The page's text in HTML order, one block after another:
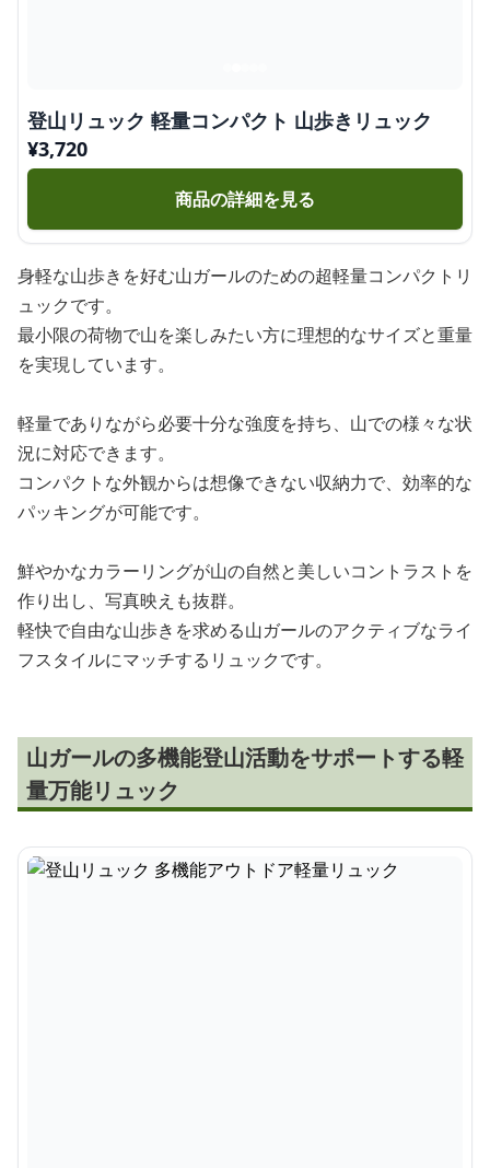
登山リュック 軽量コンパクト 山歩きリュック
¥3,720
商品の詳細を見る
身軽な山歩きを好む山ガールのための超軽量コンパクトリ
ュックです。
最小限の荷物で山を楽しみたい方に理想的なサイズと重量
を実現しています。
軽量でありながら必要十分な強度を持ち、山での様々な状
況に対応できます。
コンパクトな外観からは想像できない収納力で、効率的な
パッキングが可能です。
鮮やかなカラーリングが山の自然と美しいコントラストを
作り出し、写真映えも抜群。
軽快で自由な山歩きを求める山ガールのアクティブなライ
フスタイルにマッチするリュックです。
山ガールの多機能登山活動をサポートする軽
量万能リュック